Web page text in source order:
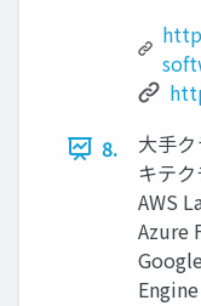
8.
大手
キテ
AWS
Azure